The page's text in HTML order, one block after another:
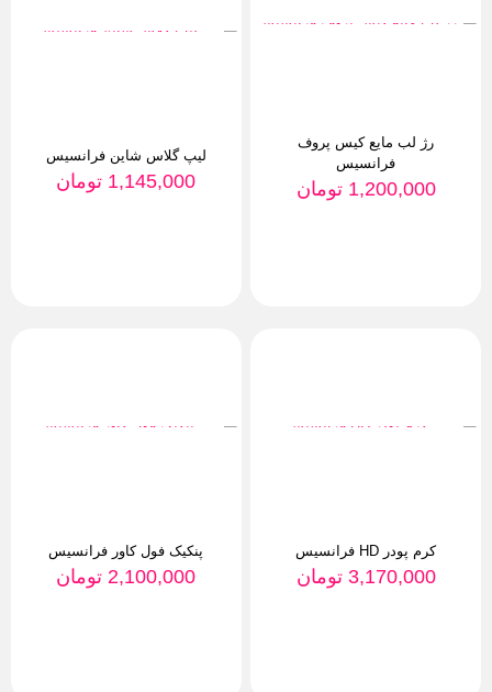
رژ لب مایع کیس پروف
فرانسیس
1,200,000 تومان
لیپ گلاس شاین فرانسیس
1,145,000 تومان
کرم پودر HD فرانسیس
3,170,000 تومان
پنکیک فول کاور فرانسیس
2,100,000 تومان